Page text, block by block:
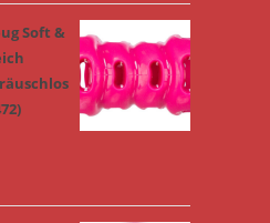
Soft &